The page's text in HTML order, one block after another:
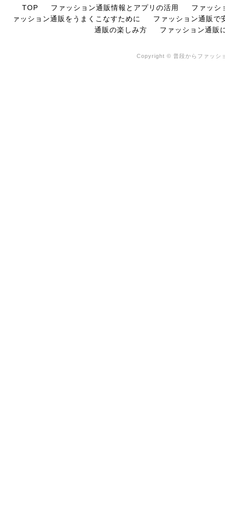
TOP ファッション通販情報とアプリの活用
ファッシ
ァッション通販をうまくこなすために
ファッション通販で
通販の楽しみ方
ファッション通販
Copyright © 普段からファッシ